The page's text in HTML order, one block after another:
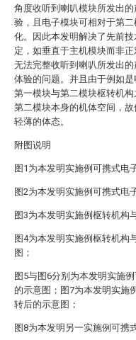
角度收听到喇叭模块所发出
验，且电子模块可相对于第
化。因此本发明解决了先前
定，如垂直于主机模块而非
无法完整收听到喇叭所发出
体验的问题。并且由于例如
第一模块与第二模块枢转机
第二模块本身的机体空间，
轻薄的体态。
附图说明
图1为本发明实施例可携式电
图2为本发明实施例可携式电
图3为本发明实施例枢转机构
图4为本发明实施例枢转机构
图；
图5与图6分别为本发明实施
的示意图；图7为本发明实施
转后的示意图；
图8为本发明另一实施例可携